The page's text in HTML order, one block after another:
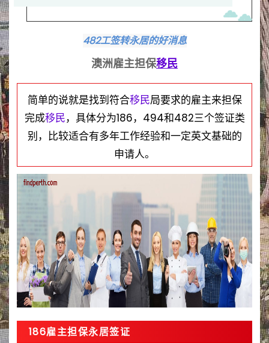
482工签转永居的好消息
澳洲雇主担保移民
简单的说就是找到符合移民局要求的雇主来担保
完成移民，具体分为186，494和482三个签证类
别，比较适合有多年工作经验和一定英文基础的
申请人。
186雇主担保永居签证